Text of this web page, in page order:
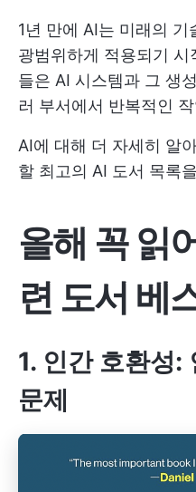
1년 만에 AI는 미래의
광범위하게 적용되기
들은 AI 시스템과 그 생
러 부서에서 반복적인
AI에 대해 더 자세히 알
할 최고의 AI 도서 목록
올해 꼭 읽
련 도서 베
1. 인간 호환성:
문제